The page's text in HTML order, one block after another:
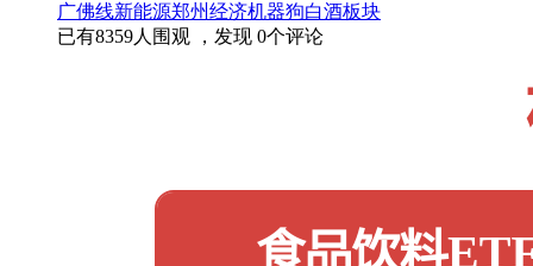
广佛线新能源郑州经济机器狗白酒板块
已有8359人围观 ，发现 0个评论